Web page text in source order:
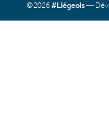
©2026#Liégeois—